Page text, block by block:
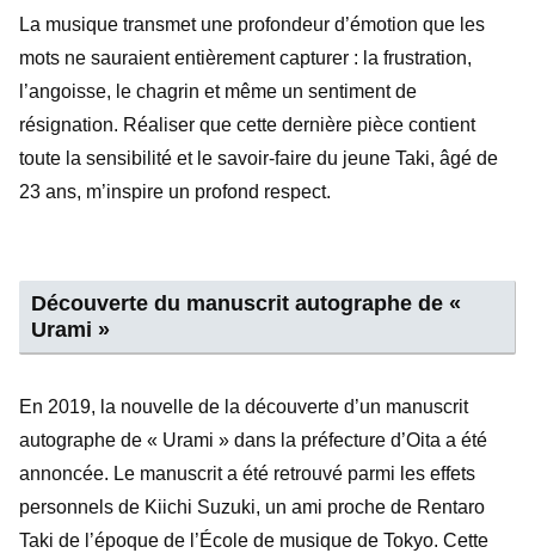
La musique transmet une profondeur d’émotion que les
mots ne sauraient entièrement capturer : la frustration,
l’angoisse, le chagrin et même un sentiment de
résignation. Réaliser que cette dernière pièce contient
toute la sensibilité et le savoir-faire du jeune Taki, âgé de
23 ans, m’inspire un profond respect.
Découverte du manuscrit autographe de «
Urami »
En 2019, la nouvelle de la découverte d’un manuscrit
autographe de « Urami » dans la préfecture d’Oita a été
annoncée. Le manuscrit a été retrouvé parmi les effets
personnels de Kiichi Suzuki, un ami proche de Rentaro
Taki de l’époque de l’École de musique de Tokyo. Cette